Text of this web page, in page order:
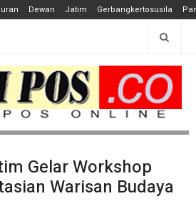
Dewan Jatim Gerbangkertosusila
Gelar Workshop
Warisan Budaya